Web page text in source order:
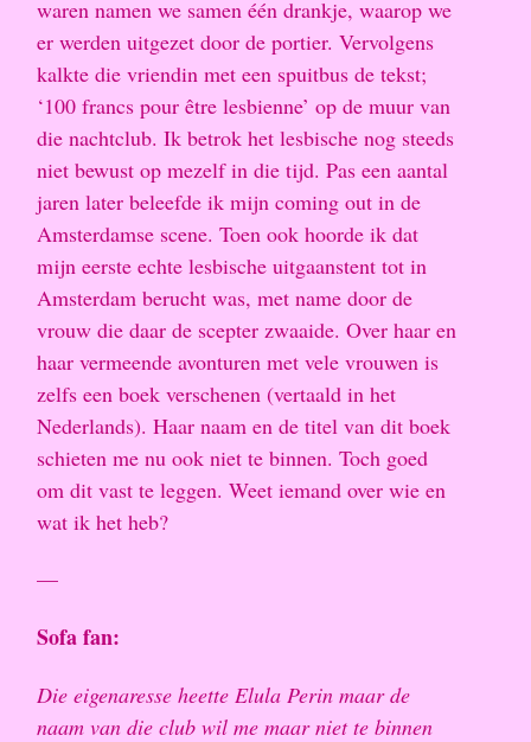
waren namen we samen één drankje, waarop we
er werden uitgezet door de portier. Vervolgens
kalkte die vriendin met een spuitbus de tekst;
‘100 francs pour être lesbienne’ op de muur van
die nachtclub. Ik betrok het lesbische nog steeds
niet bewust op mezelf in die tijd. Pas een aantal
jaren later beleefde ik mijn coming out in de
Amsterdamse scene. Toen ook hoorde ik dat
mijn eerste echte lesbische uitgaanstent tot in
Amsterdam berucht was, met name door de
vrouw die daar de scepter zwaaide. Over haar en
haar vermeende avonturen met vele vrouwen is
zelfs een boek verschenen (vertaald in het
Nederlands). Haar naam en de titel van dit boek
schieten me nu ook niet te binnen. Toch goed
om dit vast te leggen. Weet iemand over wie en
wat ik het heb?
—
Sofa fan:
Die eigenaresse heette Elula Perin maar de
naam van die club wil me maar niet te binnen